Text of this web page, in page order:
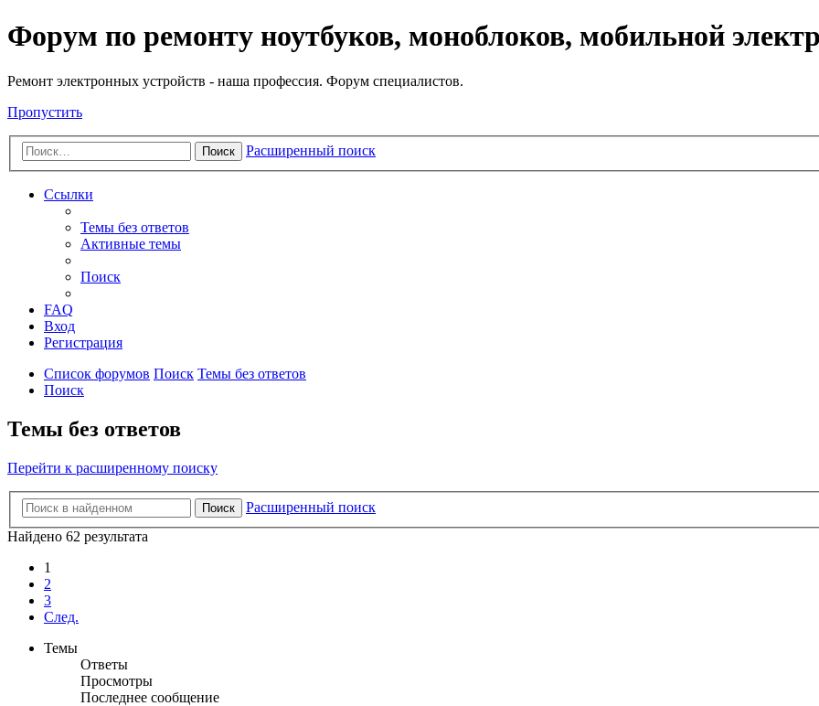
Регистрация
Форум по ремонту ноутбуков, моноблоков, мобильной
Ремонт электронных устройств - наша профессия. Форум специалистов.
Пропустить
Поиск Расширенный поиск
Ссылки
Темы без ответов
Активные темы
Поиск
FAQ
Вход
Регистрация
Список форумов Поиск Темы без ответов
Поиск
Темы без ответов
Перейти к расширенному поиску
Поиск
Расширенный поиск
Найдено 62 результата
1
2
3
След.
Темы
Ответы
Просмотры
Последнее сообщение